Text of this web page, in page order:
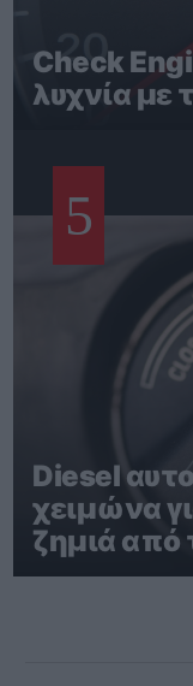
Check
λυχνία με
5
Diesel
χειμώνα
ζημιά από